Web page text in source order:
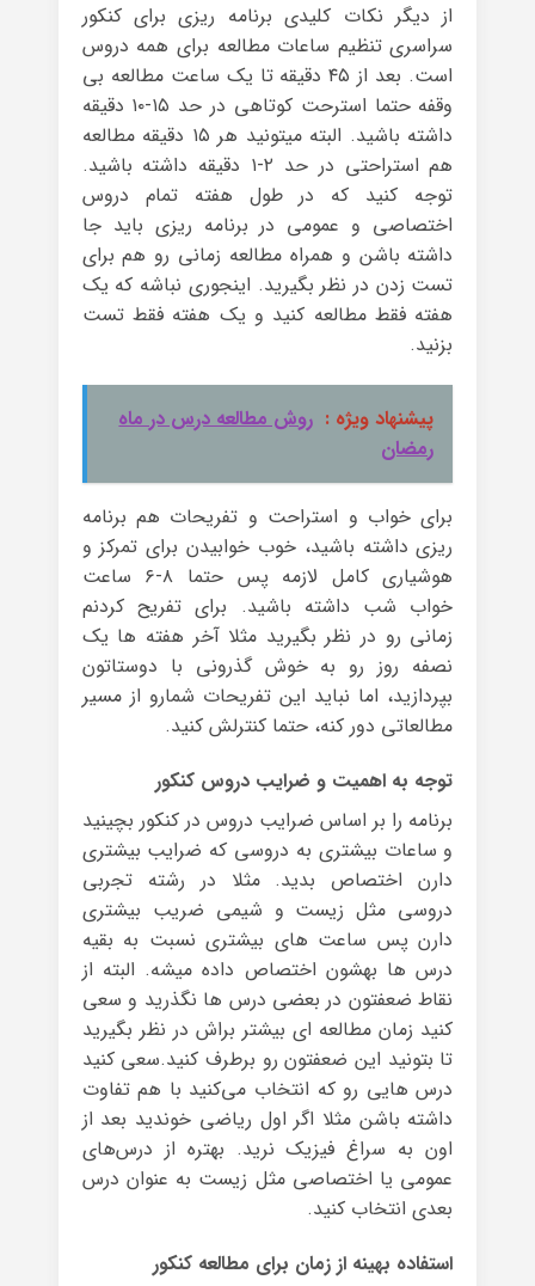
از دیگر نکات کلیدی برنامه ریزی برای کنکور
سراسری تنظیم ساعات مطالعه برای همه دروس
است. بعد از ۴۵ دقیقه تا یک ساعت مطالعه بی
وقفه حتما استرحت کوتاهی در حد ۱۵-۱۰ دقیقه
داشته باشید. البته میتونید هر ۱۵ دقیقه مطالعه
هم استراحتی در حد ۲-۱ دقیقه داشته باشید.
توجه کنید که در طول هفته تمام دروس
اختصاصی و عمومی در برنامه ریزی باید جا
داشته باشن و همراه مطالعه زمانی رو هم برای
تست زدن در نظر بگیرید. اینجوری نباشه که یک
هفته فقط مطالعه کنید و یک هفته فقط تست
بزنید.
پیشنهاد ویژه : روش مطالعه درس در ماه
رمضان
برای خواب و استراحت و تفریحات هم برنامه
ریزی داشته باشید، خوب خوابیدن برای تمرکز و
هوشیاری کامل لازمه پس حتما ۸-۶ ساعت
خواب شب داشته باشید. برای تفریح کردنم
زمانی رو در نظر بگیرید مثلا آخر هفته ها یک
نصفه روز رو به خوش گذرونی با دوستاتون
بپردازید، اما نباید این تفریحات شمارو از مسیر
مطالعاتی دور کنه، حتما کنترلش کنید.
توجه به اهمیت و ضرایب دروس کنکور
برنامه را بر اساس ضرایب دروس در کنکور بچینید
و ساعات بیشتری به دروسی که ضرایب بیشتری
دارن اختصاص بدید. مثلا در رشته تجربی
دروسی مثل زیست و شیمی ضریب بیشتری
دارن پس ساعت های بیشتری نسبت به بقیه
درس ها بهشون اختصاص داده میشه. البته از
نقاط ضعفتون در بعضی درس ها نگذرید و سعی
کنید زمان مطالعه ای بیشتر براش در نظر بگیرید
تا بتونید این ضعفتون رو برطرف کنید.سعی کنید
درس‌ هایی رو که انتخاب می‌کنید با هم تفاوت
داشته باشن مثلا اگر اول ریاضی خوندید بعد از
اون به سراغ فیزیک نرید. بهتره از درس‌های
عمومی یا اختصاصی مثل زیست به عنوان درس
بعدی انتخاب کنید.
استفاده بهینه از زمان برای مطالعه کنکور